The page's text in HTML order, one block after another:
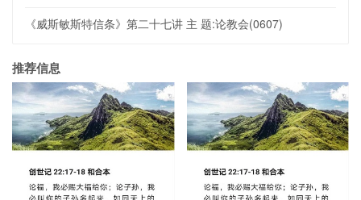
《威斯敏斯特信条》第二十七讲 主 题:论教会(0607)
推荐信息